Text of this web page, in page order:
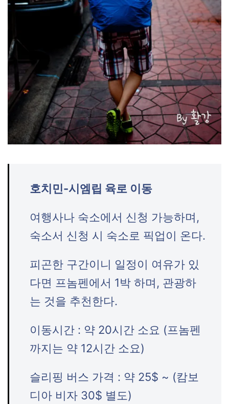
호치민-시엠립 육로 이동
여행사나 숙소에서 신청 가능하며,
숙소서 신청 시 숙소로 픽업이 온다.
피곤한 구간이니 일정이 여유가 있
다면 프놈펜에서 1박 하며, 관광하
는 것을 추천한다.
이동시간 : 약 20시간 소요 (프놈펜
까지는 약 12시간 소요)
슬리핑 버스 가격 : 약 25$ ~ (캄보
디아 비자 30$ 별도)